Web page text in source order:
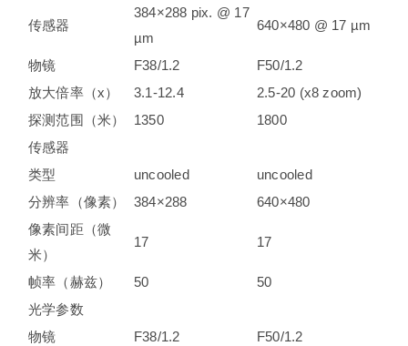
传感器
384×288 pix. @ 17
µm
640×480 @ 17 µm
物镜 F38/1.2
F50/1.2
放大倍率（x）
3.1-12.4
2.5-20 (x8 zoom)
探测范围（米）
1350
1800
传感器
类型
uncooled
uncooled
分辨率（像素）
384×288
640×480
像素间距（微
米）
17 17
帧率（赫兹） 50
50
光学参数
物镜
F38/1.2
F50/1.2